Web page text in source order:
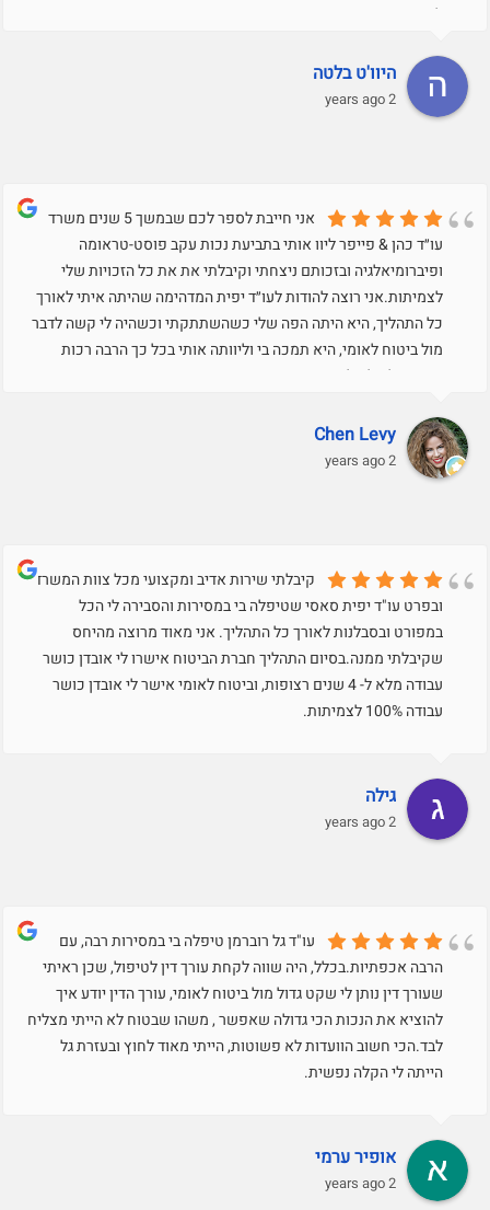
לזה.תודה רבה רבה
היוו'ט בלטה
2 years ago
אני חייבת לספר לכם שבמשך 5 שנים משרד
עו״ד כהן & פייפר ליוו אותי בתביעת נכות עקב פוסט-טראומה
ופיברומיאלגיה ובזכותם ניצחתי וקיבלתי את את כל הזכויות שלי
לצמיתות.אני רוצה להודות לעו״ד יפית המדהימה שהיתה איתי לאורך
כל התהליך, היא היתה הפה שלי כשהשתתקתי וכשהיה לי קשה לדבר
מול ביטוח לאומי, היא תמכה בי וליוותה אותי בכל כך הרבה רכות
ואהבה. לעולם לא אשכח אותך יפית.
Chen Levy
2 years ago
קיבלתי שירות אדיב ומקצועי מכל צוות המשרד
ובפרט עו"ד יפית סאסי שטיפלה בי במסירות והסבירה לי הכל
במפורט ובסבלנות לאורך כל התהליך. אני מאוד מרוצה מהיחס
שקיבלתי ממנה.בסיום התהליך חברת הביטוח אישרו לי אובדן כושר
עבודה מלא ל- 4 שנים רצופות, וביטוח לאומי אישר לי אובדן כושר
עבודה 100% לצמיתות.
גילה
2 years ago
עו"ד גל רוברמן טיפלה בי במסירות רבה, עם
הרבה אכפתיות.בכלל, היה שווה לקחת עורך דין לטיפול, שכן ראיתי
שעורך דין נותן לי שקט גדול מול ביטוח לאומי, עורך הדין יודע איך
להוציא את הנכות הכי גדולה שאפשר , משהו שבטוח לא הייתי מצליח
לבד.הכי חשוב הוועדות לא פשוטות, הייתי מאוד לחוץ ובעזרת גל
הייתה לי הקלה נפשית.
אופיר ערמי
2 years ago